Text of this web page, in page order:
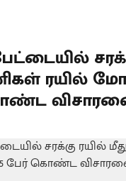
ரயில்